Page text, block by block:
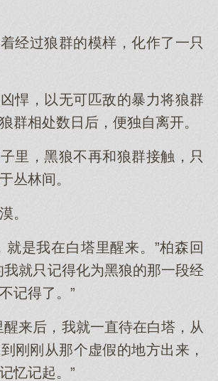
经过狼群的模样，化作了一只
悍，以无可匹敌的暴力将狼群
群相处数日后，便独自离开。
里，黑狼不再和狼群接触，只
丛林间。
。
就是我在白塔里醒来。”柏森回
我就只记得化为黑狼的那一段经
记得了。”
醒来后，我就一直待在白塔，从
刚刚从那个虚假的地方出来，
忆记起。”